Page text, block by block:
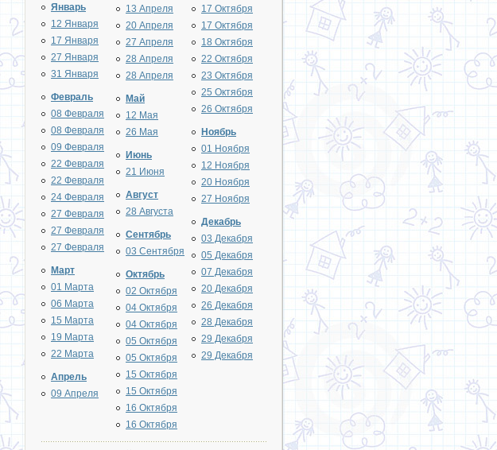
Январь
12 Января
17 Января
27 Января
31 Января
Февраль
08 Февраля
08 Февраля
09 Февраля
22 Февраля
22 Февраля
24 Февраля
27 Февраля
27 Февраля
27 Февраля
Март
01 Марта
06 Марта
15 Марта
19 Марта
22 Марта
Апрель
09 Апреля
13 Апреля
20 Апреля
27 Апреля
28 Апреля
28 Апреля
Май
12 Мая
26 Мая
Июнь
21 Июня
Август
28 Августа
Сентябрь
03 Сентября
Октябрь
02 Октября
04 Октября
04 Октября
05 Октября
05 Октября
15 Октября
15 Октября
16 Октября
16 Октября
17 Октября
17 Октября
18 Октября
22 Октября
23 Октября
25 Октября
26 Октября
Ноябрь
01 Ноября
12 Ноября
20 Ноября
27 Ноября
Декабрь
03 Декабря
05 Декабря
07 Декабря
20 Декабря
26 Декабря
28 Декабря
29 Декабря
29 Декабря